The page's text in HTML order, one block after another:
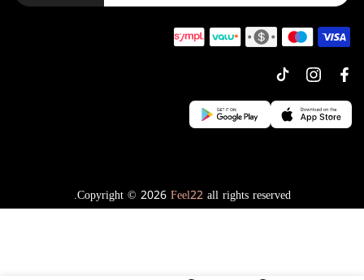
Copyright © 2026Feel22all rights reserved.